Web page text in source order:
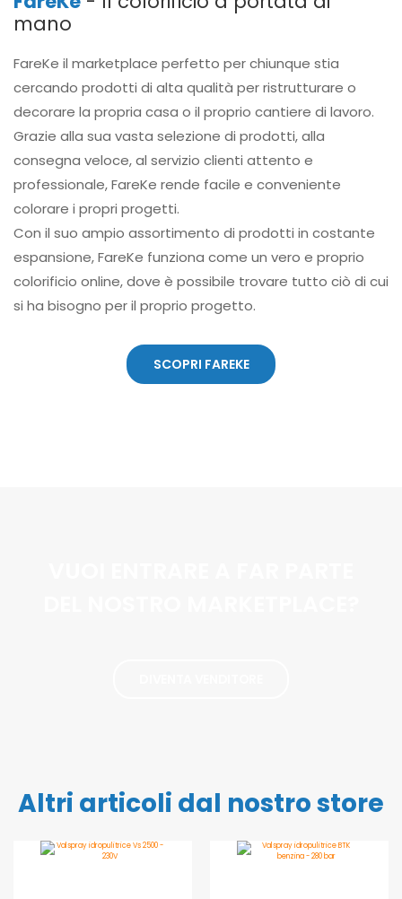
mano
FareKe il marketplace perfetto per chiunque stia
cercando prodotti di alta qualità per ristrutturare o
decorare la propria casa o il proprio cantiere di lavoro.
Grazie alla sua vasta selezione di prodotti, alla
consegna veloce, al servizio clienti attento e
professionale, FareKe rende facile e conveniente
colorare i propri progetti.
Con il suo ampio assortimento di prodotti in costante
espansione, FareKe funziona come un vero e proprio
colorificio online, dove è possibile trovare tutto ciò di cui
si ha bisogno per il proprio progetto.
SCOPRI FAREKE
Altri articoli dal nostro store